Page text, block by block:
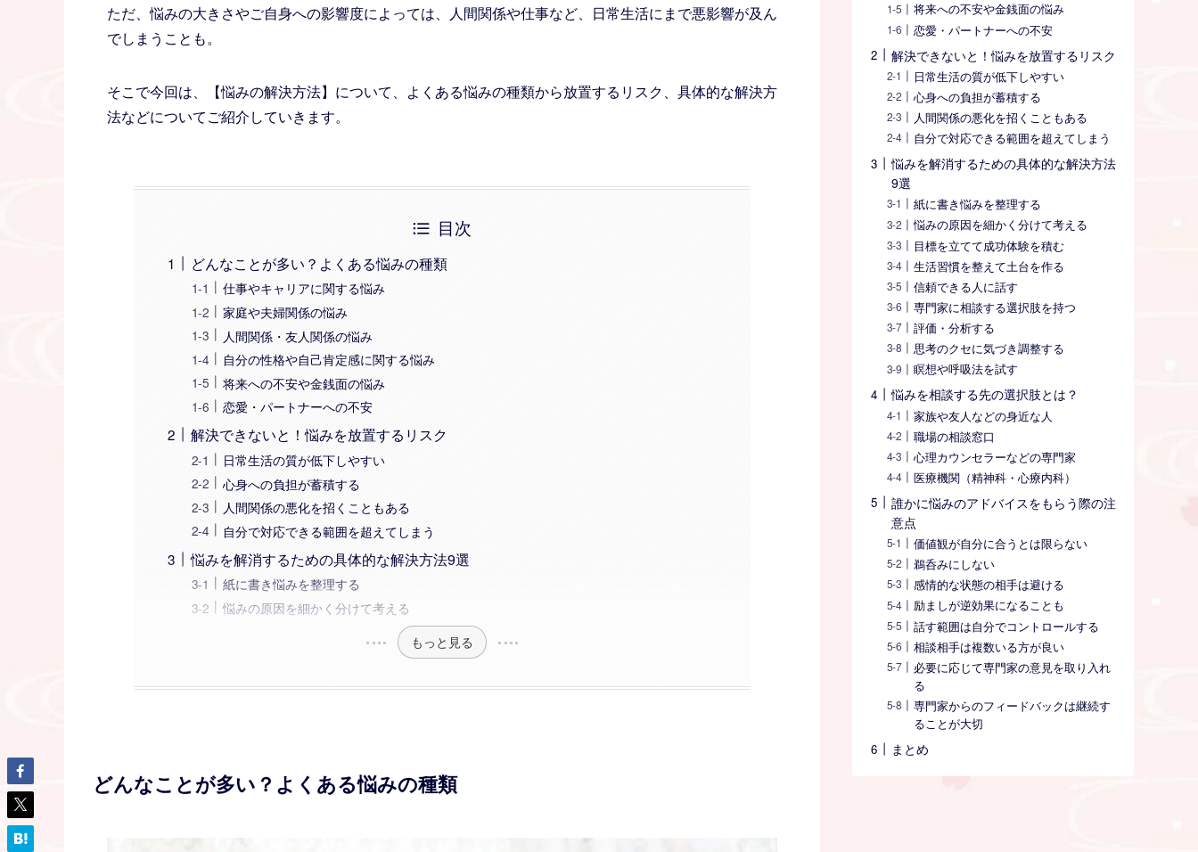
ただ、悩みの大きさやご自身への影響度によっては、人間関係や仕事など、日常生活にまで悪影響が及ん
でしまうことも。
そこで今回は、【悩みの解決方法】について、よくある悩みの種類から放置するリスク、具体的な解決方
法などについてご紹介していきます。
目次
どんなことが多い？よくある悩みの種類
仕事やキャリアに関する悩み
家庭や夫婦関係の悩み
人間関係・友人関係の悩み
自分の性格や自己肯定感に関する悩み
将来への不安や金銭面の悩み
恋愛・パートナーへの不安
解決できないと！悩みを放置するリスク
日常生活の質が低下しやすい
心身への負担が蓄積する
人間関係の悪化を招くこともある
自分で対応できる範囲を超えてしまう
悩みを解消するための具体的な解決方法9選
紙に書き悩みを整理する
悩みの原因を細かく分けて考える
もっと見る
どんなことが多い？よくある悩みの種類
将来への不安や金銭面の悩み
恋愛・パートナーへの不安
解決できないと！悩みを放置するリスク
日常生活の質が低下しやすい
心身への負担が蓄積する
人間関係の悪化を招くこともある
自分で対応できる範囲を超えてしまう
悩みを解消するための具体的な解決方法
9選
紙に書き悩みを整理する
悩みの原因を細かく分けて考える
目標を立てて成功体験を積む
生活習慣を整えて土台を作る
信頼できる人に話す
専門家に相談する選択肢を持つ
評価・分析する
思考のクセに気づき調整する
瞑想や呼吸法を試す
悩みを相談する先の選択肢とは？
家族や友人などの身近な人
職場の相談窓口
心理カウンセラーなどの専門家
医療機関（精神科・心療内科）
誰かに悩みのアドバイスをもらう際の注
意点
価値観が自分に合うとは限らない
鵜呑みにしない
感情的な状態の相手は避ける
励ましが逆効果になることも
話す範囲は自分でコントロールする
相談相手は複数いる方が良い
必要に応じて専門家の意見を取り入れ
る
専門家からのフィードバックは継続す
ることが大切
まとめ